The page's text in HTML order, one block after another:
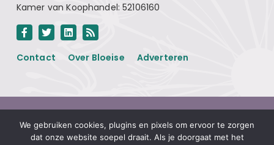
Kamer van Koophandel: 52106160
Contact Over Bloeise Adverteren
Algemene voorwaarden
Privacyverklaring
We gebruiken cookies, plugins en pixels om ervoor te zorgen
dat onze website soepel draait. Als je doorgaat met het